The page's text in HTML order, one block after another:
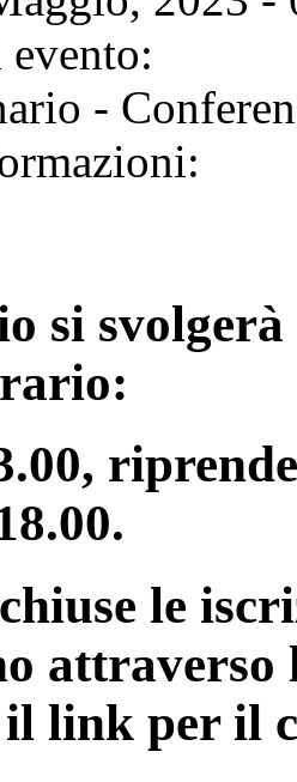
-
si
le
attraverso
link per il